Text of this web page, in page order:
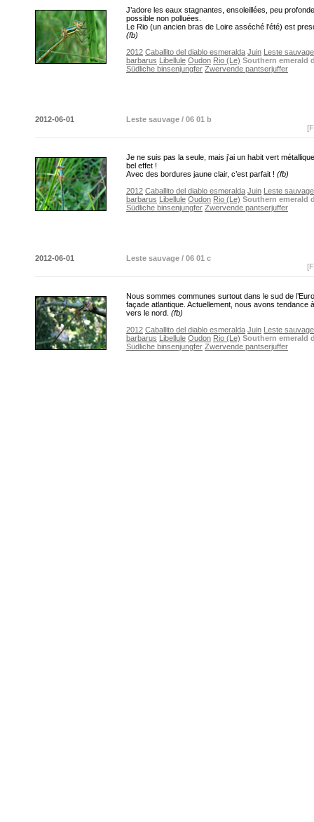
J’adore les eaux stagnantes, ensoleillées, peu
possible non polluées.
Le Rio (un ancien bras de Loire asséché l’été) est
(fb)
2012 Caballito del diablo esmeralda Juin Leste sauvage
barbarus Libellule Oudon Rio (Le) Southern emerald
Südliche binsenjungfer Zwervende pantserjuffer
2012-06-01
Leste sauvage / 06 01 b
Je ne suis pas la seule, mais j’ai un habit vert
bel effet !
Avec des bordures jaune clair, c’est parfait ! (fb)
2012 Caballito del diablo esmeralda Juin Leste sauvage
barbarus Libellule Oudon Rio (Le) Southern emerald
Südliche binsenjungfer Zwervende pantserjuffer
2012-06-01
Leste sauvage / 06 01 c
Nous sommes communes surtout dans le sud de
façade atlantique. Actuellement, nous avons tendance
vers le nord. (fb)
2012 Caballito del diablo esmeralda Juin Leste sauvage
barbarus Libellule Oudon Rio (Le) Southern emerald
Südliche binsenjungfer Zwervende pantserjuffer